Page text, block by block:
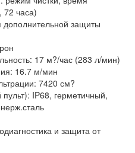
72 часа)
дополнительной защиты
17 м?/час (283 л/мин)
16.7 м/мин
7420 см?
IP68, герметичный,
и защита от